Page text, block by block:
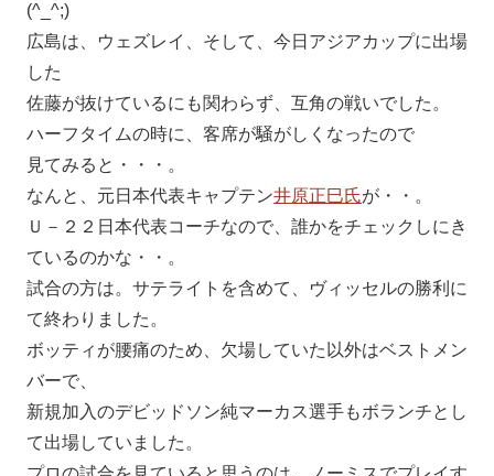
(^_^;)
広島は、ウェズレイ、そして、今日アジアカップに出場
した
佐藤が抜けているにも関わらず、互角の戦いでした。
ハーフタイムの時に、客席が騒がしくなったので
見てみると・・・。
なんと、元日本代表キャプテン井原正巳氏が・・。
Ｕ－２２日本代表コーチなので、誰かをチェックしにき
ているのかな・・。
試合の方は。サテライトを含めて、ヴィッセルの勝利に
て終わりました。
ボッティが腰痛のため、欠場していた以外はベストメン
バーで、
新規加入のデビッドソン純マーカス選手もボランチとし
て出場していました。